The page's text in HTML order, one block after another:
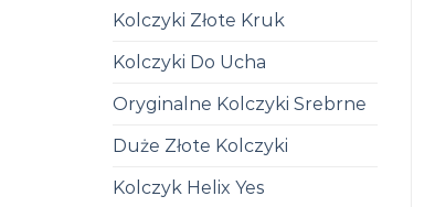
Kolczyki Złote Kruk
Kolczyki Do Ucha
Oryginalne Kolczyki Srebrne
Duże Złote Kolczyki
Kolczyk Helix Yes